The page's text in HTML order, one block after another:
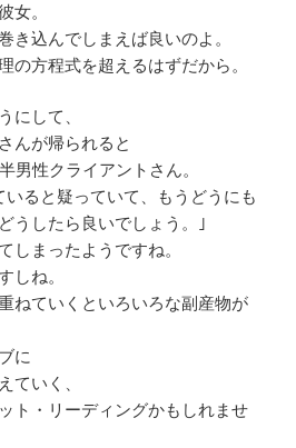
女。
き込んでしまえば良いのよ。
の方程式を超えるはずだから。
にして、
んが帰られると
男性クライアントさん。
いると疑っていて、もうどうにも
うしたら良いでしょう。｣
しまったようですね。
しね。
ねていくといろいろな副産物が
に
ていく、
ト・リーディングかもしれませ